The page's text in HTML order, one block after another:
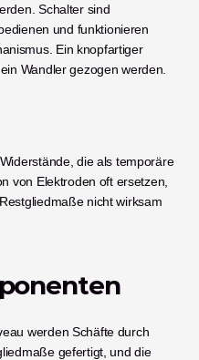
Schalter sind
und funktionieren
Ein knopfartiger
Wandler gezogen werden.
die als temporäre
von Elektroden oft ersetzen,
nicht wirksam
werden Schäfte durch
gefertigt, und die